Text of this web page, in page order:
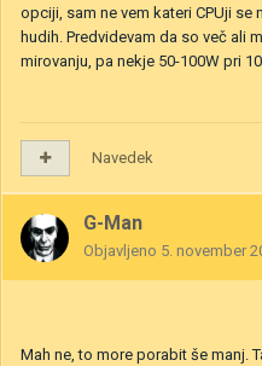
opciji, sam ne vem kateri CPUji
hudih. Predvidevam da so več ali
mirovanju, pa nekje 50-100W pri
Navedek
G-Man
Objavljeno 5. november
Mah ne, to more porabit še manj.